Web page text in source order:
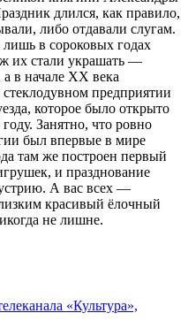
длился, как правило,
либо отдавали слугам.
в сороковых годах
их стали украшать —
в начале ХХ века
предприятии
которое было открыто
Занятно, что ровно
был впервые в мире
там же построен первый
и празднование
А вас всех —
красивый ёлочный
не лишне.
«Культура»,